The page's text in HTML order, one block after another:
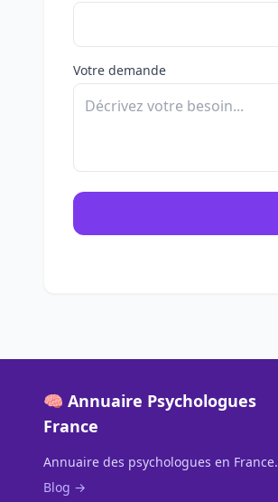
Votre demande
🧠 Annuaire Psychologues
France
Annuaire des psychologues en France.
Blog →